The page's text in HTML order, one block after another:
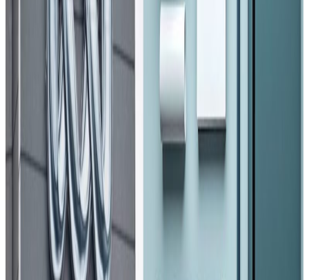
काठमाडौं । चिनियाँ जनमुक्ति सेनाको एयर फोर्सबाट नेपाल
ल्याइएको मेडिकल सामाग्री नेपाली सेनालाई हस्तान्तरण गरिएको छ ।
जंगी अड्डमा आयोजित एक कार्यक्रममा चीनिया राजदुत होउ यान्छीले
प्रधानसेनापति महारथी पूर्णचन्द्र थापालाई मेडिकल सामाग्री हस्तान्तरण
गर्नुभएको हो ।